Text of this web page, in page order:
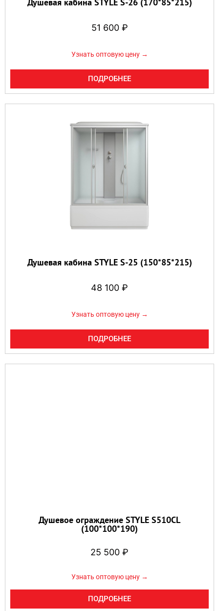
51 600 ₽
Узнать оптовую цену →
ПОДРОБНЕЕ
Душевая кабина STYLE S-25 (150*85*215)
48 100 ₽
Узнать оптовую цену →
ПОДРОБНЕЕ
Душевое ограждение STYLE S510CL
(100*100*190)
25 500 ₽
Узнать оптовую цену →
ПОДРОБНЕЕ